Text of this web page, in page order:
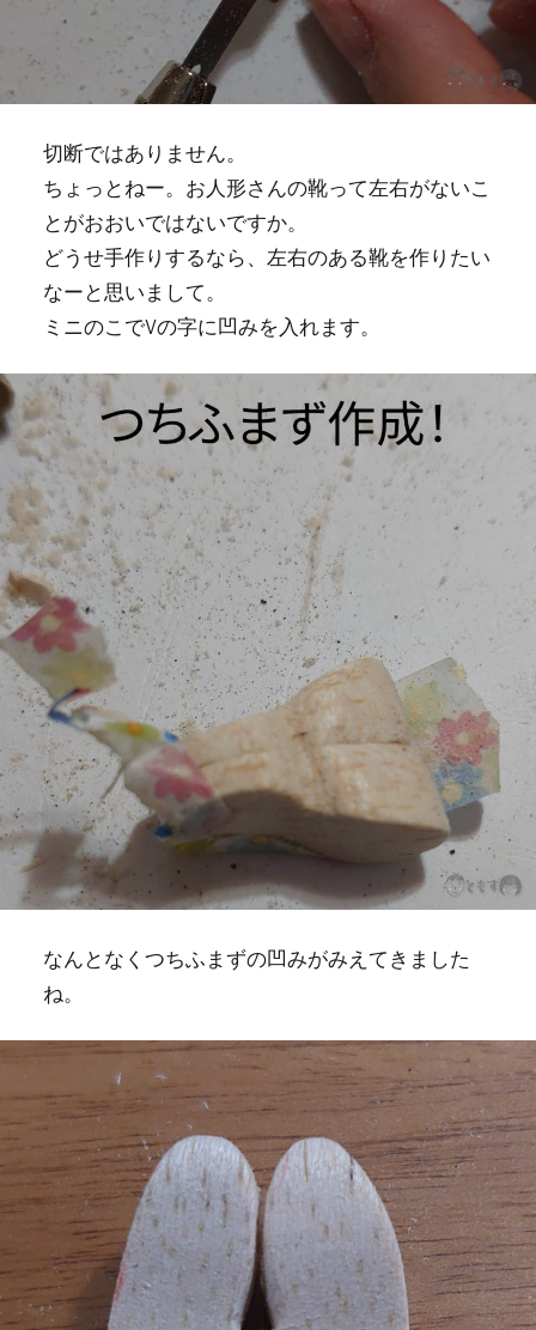
切断ではありません。
ちょっとねー。お人形さんの靴って左右がないこ
とがおおいではないですか。
どうせ手作りするなら、左右のある靴を作りたい
なーと思いまして。
ミニのこでVの字に凹みを入れます。
なんとなくつちふまずの凹みがみえてきました
ね。